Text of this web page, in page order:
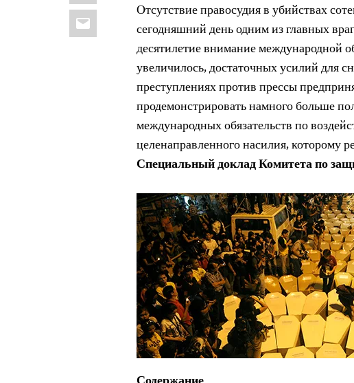
Email
Отсутствие правосудия в убийствах
сегодняшний день одним из главных
десятилетие внимание международной
увеличилось, достаточных усилий для
преступлениях против прессы
продемонстрировать намного больше
международных обязательств по
целенаправленного насилия, которому
Специальный доклад Комитета по